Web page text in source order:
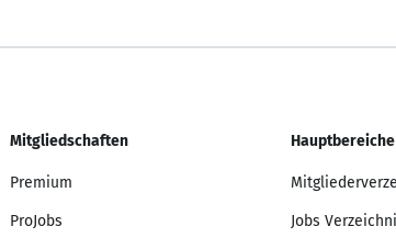
Mitgliedschaften
Premium
ProJobs
Hauptbereiche
Jobs